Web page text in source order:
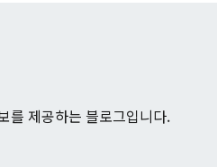
를 제공하는 블로그입니다.